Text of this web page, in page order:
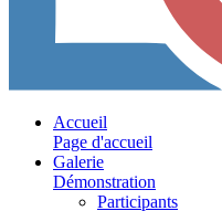
Accueil
Page d'accueil
Galerie
Démonstration
Participants